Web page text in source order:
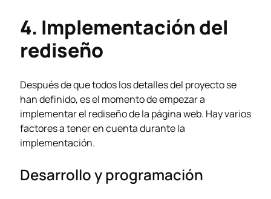
4. Implementación del
rediseño
Después de que todos los detalles del proyecto se
han definido, es el momento de empezar a
implementar el rediseño de la página web. Hay varios
factores a tener en cuenta durante la
implementación.
Desarrollo y programación